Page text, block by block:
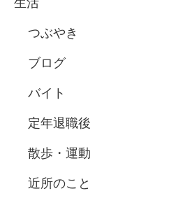
つぶやき
ブログ
バイト
定年退職後
散歩・運動
近所のこと